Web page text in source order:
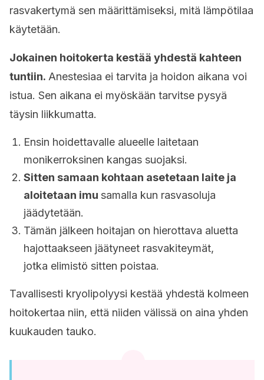
rasvakertymä sen määrittämiseksi, mitä lämpötilaa
käytetään.
Jokainen hoitokerta kestää yhdestä kahteen
tuntiin. Anestesiaa ei tarvita ja hoidon aikana voi
istua. Sen aikana ei myöskään tarvitse pysyä
täysin liikkumatta.
Ensin hoidettavalle alueelle laitetaan
monikerroksinen kangas suojaksi.
Sitten samaan kohtaan asetetaan laite ja
aloitetaan imu samalla kun rasvasoluja
jäädytetään.
Tämän jälkeen hoitajan on hierottava aluetta
hajottaakseen jäätyneet rasvakiteymät,
jotka elimistö sitten poistaa.
Tavallisesti kryolipolyysi kestää yhdestä kolmeen
hoitokertaa niin, että niiden välissä on aina yhden
kuukauden tauko.